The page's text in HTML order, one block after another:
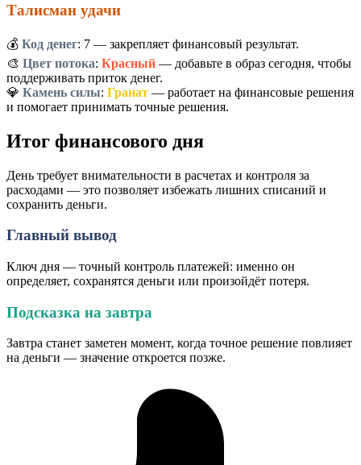
Талисман удачи
💰 Код денег: 7 — закрепляет финансовый результат.
🎨 Цвет потока: Красный — добавьте в образ сегодня, чтобы
поддерживать приток денег.
💎 Камень силы: Гранат — работает на финансовые решения
и помогает принимать точные решения.
Итог финансового дня
День требует внимательности в расчетах и контроля за
расходами — это позволяет избежать лишних списаний и
сохранить деньги.
Главный вывод
Ключ дня — точный контроль платежей: именно он
определяет, сохранятся деньги или произойдёт потеря.
Подсказка на завтра
Завтра станет заметен момент, когда точное решение повлияет
на деньги — значение откроется позже.